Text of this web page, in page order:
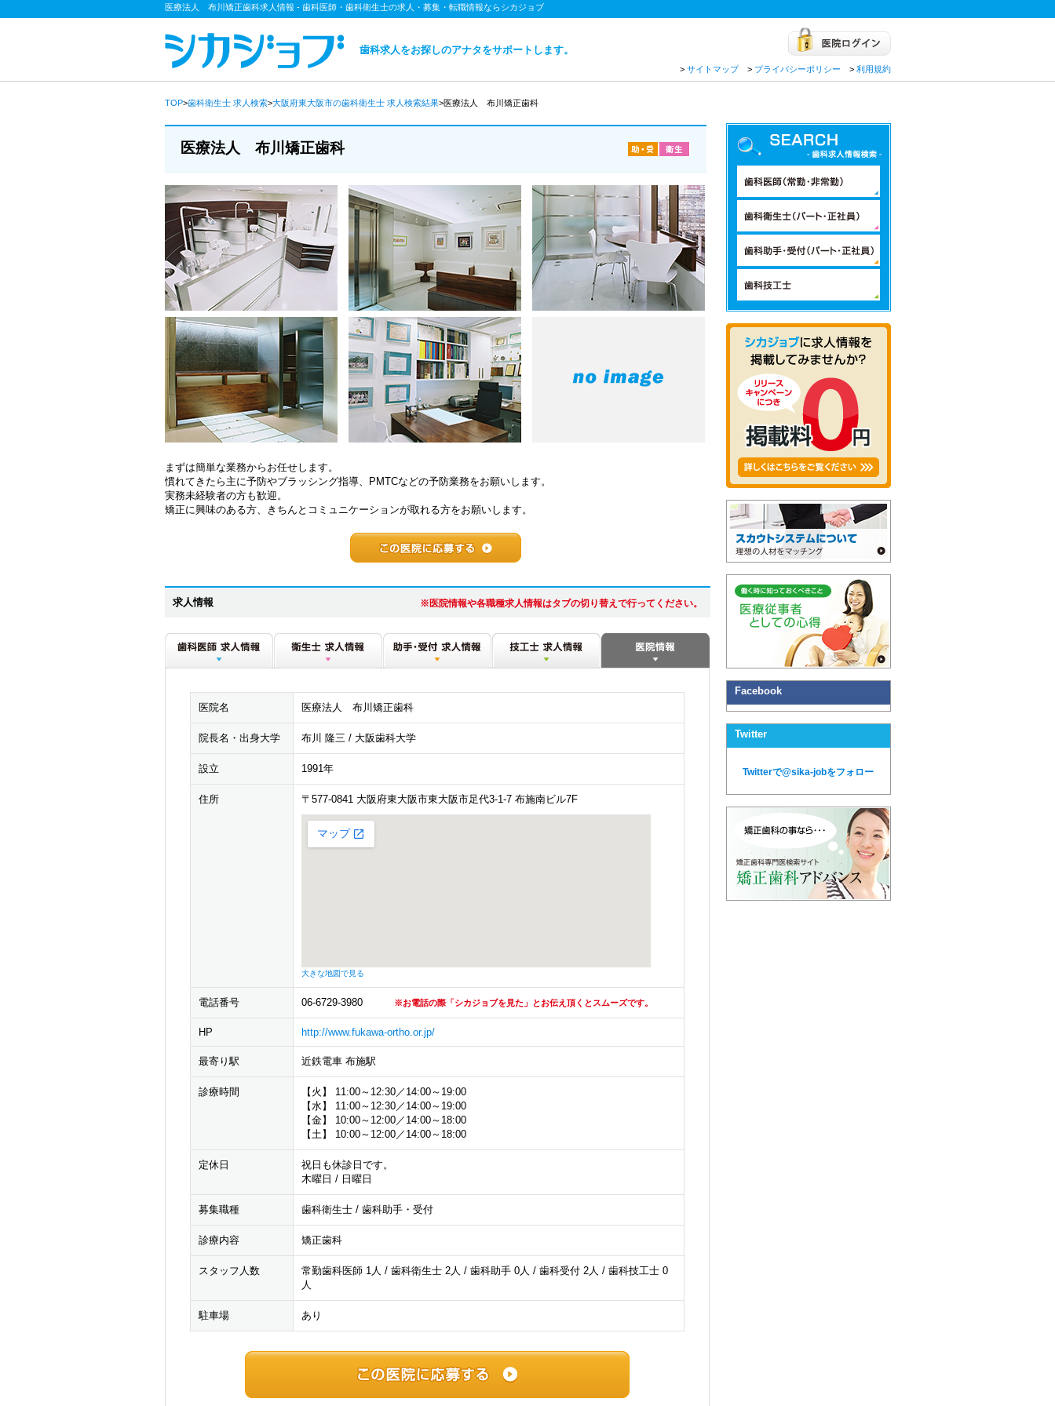
医療法人 布川矯正歯科求人情報 - 歯科医師・歯科衛生士の求人・募集・転職情報ならシカジョブ
歯科求人をお探しのアナタをサポートします。
> サイトマップ> プライバシーポリシー > 利用規約
TOP>歯科衛生士 求人検索>大阪府東大阪市の歯科衛生士 求人検索結果>医療法人 布川矯正歯科
医療法人 布川矯正歯科
まずは簡単な業務からお任せします。
慣れてきたら主に予防やブラッシング指導、PMTCなどの予防業務をお願いします。
実務未経験者の方も歓迎。
矯正に興味のある方、きちんとコミュニケーションが取れる方をお願いします。
求人情報 ※医院情報や各職種求人情報はタブの切り替えで行ってください。
医院名 医療法人 布川矯正歯科
院長名・出身大学 布川 隆三 / 大阪歯科大学
設立 1991年
住所 〒577-0841 大阪府東大阪市東大阪市足代3-1-7 布施南ビル7F
大きな地図で見る
電話番号 06-6729-3980 ※お電話の際「シカジョブを見た」とお伝え頂くとスムーズです。
HP http://www.fukawa-ortho.or.jp/
最寄り駅 近鉄電車 布施駅
診療時間
【火】 11:00～12:30／14:00～19:00
【水】 11:00～12:30／14:00～19:00
【金】 10:00～12:00／14:00～18:00
【土】 10:00～12:00／14:00～18:00
定休日
祝日も休診日です。
木曜日 / 日曜日
募集職種 歯科衛生士 / 歯科助手・受付
診療内容 矯正歯科
スタッフ人数
常勤歯科医師 1人 / 歯科衛生士 2人 / 歯科助手 0人 / 歯科受付 2人 / 歯科技工士 0
人
駐車場 あり
Facebook
Twitter
Twitterで@sika-jobをフォロー